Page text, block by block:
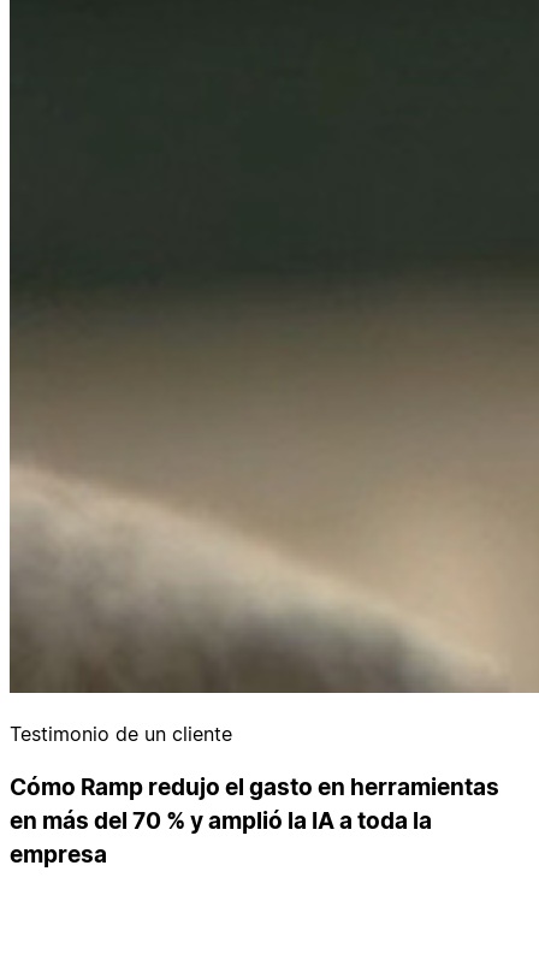
Testimonio de un cliente
Cómo Ramp redujo el gasto en herramientas
en más del 70 % y amplió la IA a toda la
empresa